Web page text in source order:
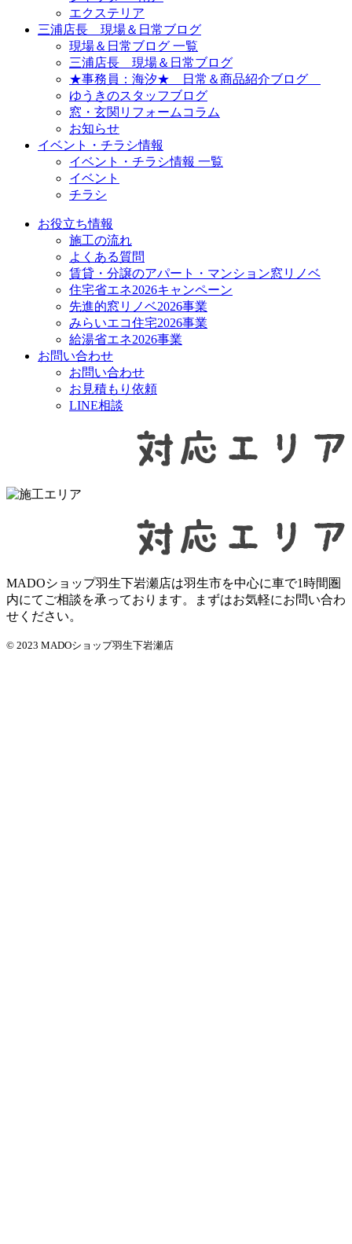
エクステリア
三浦店長 現場＆日常ブログ
現場＆日常ブログ 一覧
三浦店長 現場＆日常ブログ
★事務員：海汐★ 日常＆商品紹介ブログ
ゆうきのスタッフブログ
窓・玄関リフォームコラム
お知らせ
イベント・チラシ情報
イベント・チラシ情報 一覧
イベント
チラシ
お役立ち情報
施工の流れ
よくある質問
賃貸・分譲のアパート・マンション窓リノベ
住宅省エネ2026キャンペーン
先進的窓リノベ2026事業
みらいエコ住宅2026事業
給湯省エネ2026事業
お問い合わせ
お問い合わせ
お見積もり依頼
LINE相談
MADOショップ羽生下岩瀬店は羽生市を中心に車で1時間圏
内にてご相談を承っております。まずはお気軽にお問い合わ
せください。
© 2023 MADOショップ羽生下岩瀬店